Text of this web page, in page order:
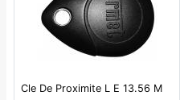
Cle De Proximite L E 13.56 M